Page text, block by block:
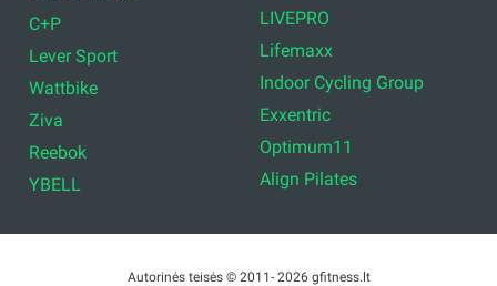
C+P
Lever Sport
Wattbike
Ziva
Reebok
YBELL
LIVEPRO
Lifemaxx
Indoor Cycling Group
Exxentric
Optimum11
Align Pilates
Autorinės teisės © 2011- 2026 gfitness.lt